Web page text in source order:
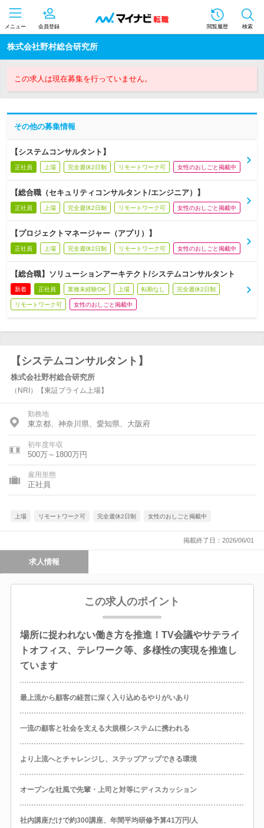
メニュー 会員登録 閲覧履歴 検索
株式会社野村総合研究所
この求人は現在募集を行っていません。
その他の募集情報
【システムコンサルタント】
正社員 上場 完全週休2日制 リモートワーク可 女性のおしごと掲載中
【総合職（セキュリティコンサルタント/エンジニア）】
正社員 上場 完全週休2日制 リモートワーク可 女性のおしごと掲載中
【プロジェクトマネージャー（アプリ）】
正社員 上場 完全週休2日制 リモートワーク可 女性のおしごと掲載中
【総合職】ソリューションアーキテクト/システムコンサルタント
新着 正社員 業種未経験OK 上場 転勤なし 完全週休2日制
リモートワーク可 女性のおしごと掲載中
【システムコンサルタント】
株式会社野村総合研究所
（NRI）【東証プライム上場】
勤務地
東京都、神奈川県、愛知県、大阪府
初年度年収
500万～1800万円
雇用形態
正社員
上場 リモートワーク可 完全週休2日制 女性のおしごと掲載中
掲載終了日：2026/06/01
求人情報
この求人のポイント
場所に捉われない働き方を推進！TV会議やサテライ
トオフィス、テレワーク等、多様性の実現を推進し
ています
最上流から顧客の経営に深く入り込めるやりがいあり
一流の顧客と社会を支える大規模システムに携われる
より上流へとチャレンジし、ステップアップできる環境
オープンな社風で先輩・上司と対等にディスカッション
社内講座だけで約300講座、年間平均研修予算41万円/人